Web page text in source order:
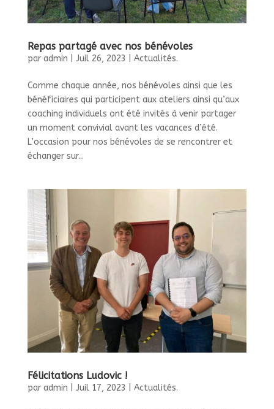
Repas partagé avec nos bénévoles
par admin Juil 26, 2023 Actualités.
Comme chaque année, nos bénévoles ainsi que les
bénéficiaires qui participent aux ateliers ainsi qu’aux
coaching individuels ont été invités à venir partager
un moment convivial avant les vacances d’été.
L’occasion pour nos bénévoles de se rencontrer et
échanger sur...
Félicitations Ludovic !
par admin Juil 17, 2023 Actualités.